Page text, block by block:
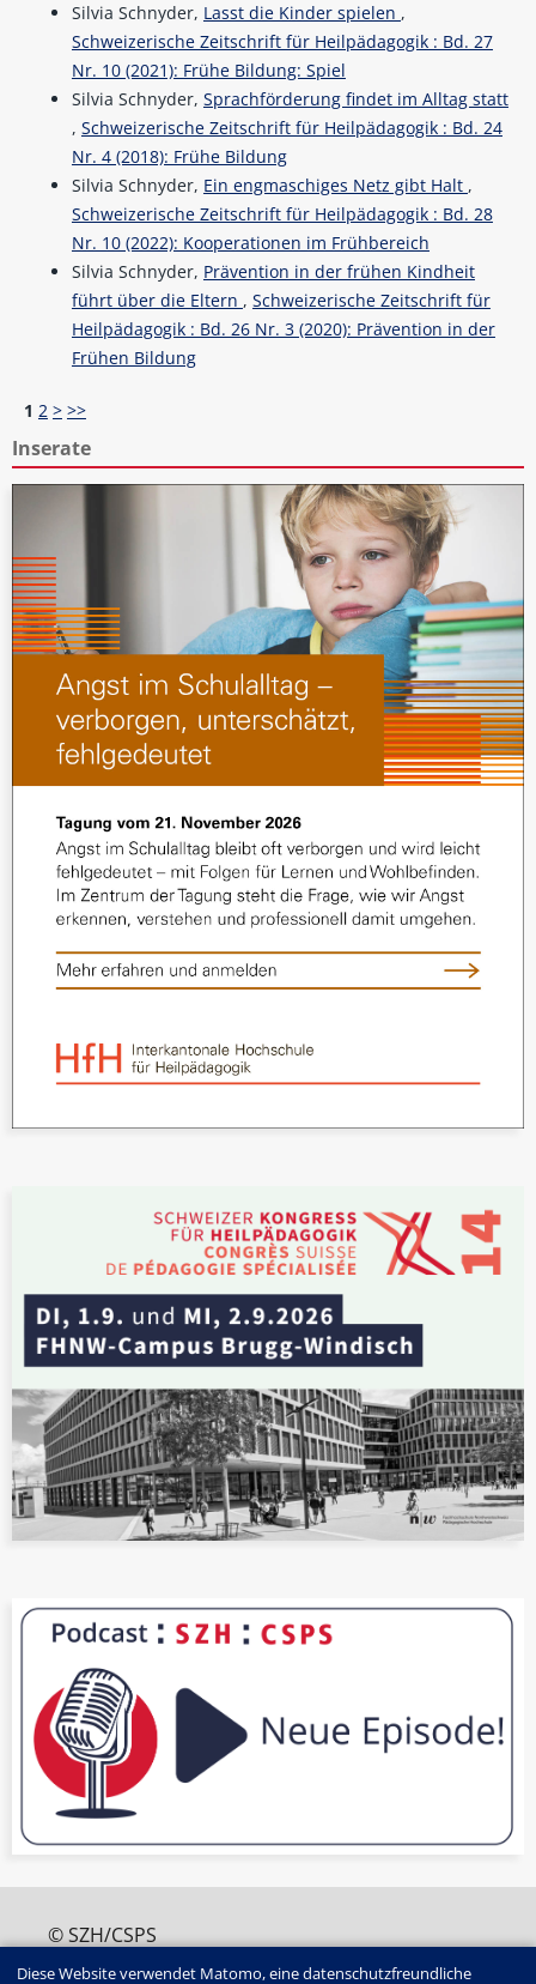
Silvia Schnyder, Lasst die Kinder spielen ,
Schweizerische Zeitschrift für Heilpädagogik : Bd. 27
Nr. 10 (2021): Frühe Bildung: Spiel
Silvia Schnyder, Sprachförderung findet im Alltag statt
, Schweizerische Zeitschrift für Heilpädagogik : Bd. 24
Nr. 4 (2018): Frühe Bildung
Silvia Schnyder, Ein engmaschiges Netz gibt Halt ,
Schweizerische Zeitschrift für Heilpädagogik : Bd. 28
Nr. 10 (2022): Kooperationen im Frühbereich
Silvia Schnyder, Prävention in der frühen Kindheit
führt über die Eltern , Schweizerische Zeitschrift für
Heilpädagogik : Bd. 26 Nr. 3 (2020): Prävention in der
Frühen Bildung
1 2 > >>
Inserate
© SZH/CSPS
Diese Website verwendet Matomo, eine datenschutzfreundliche